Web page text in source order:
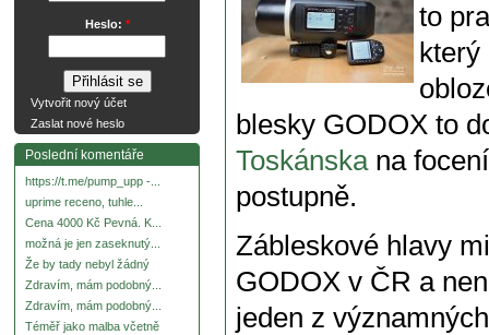
Heslo: *
Vytvořit nový účet
Zaslat nové heslo
Poslední komentáře
https://t.me/pump_upp -...
uprime receno, tuhle...
Cena 4000 Kč Pevná. K...
možná je jen zaseknutý...
Že by tady nebyl žádný
Zdravím, mám podobný...
Zdravím, mám podobný...
Téměř jako malba včetně
to
blesky GODOX to
Toskánskana
postupně.
Zábleskové hlavy
GODOX v ČR a
jeden z